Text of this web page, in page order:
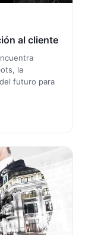
al cliente
la
futuro para